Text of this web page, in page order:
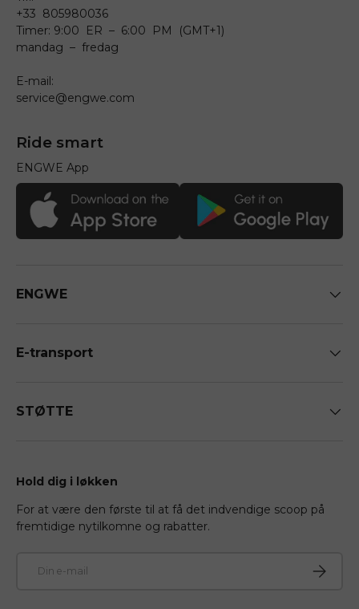
+33 805980036
Timer: 9:00 ER – 6:00 PM (GMT+1)
mandag – fredag
E-mail:
service@engwe.com
Ride smart
ENGWE App
ENGWE
E-transport
STØTTE
Hold dig i løkken
For at være den første til at få det indvendige scoop på
fremtidige nytilkomne og rabatter.
Abonner